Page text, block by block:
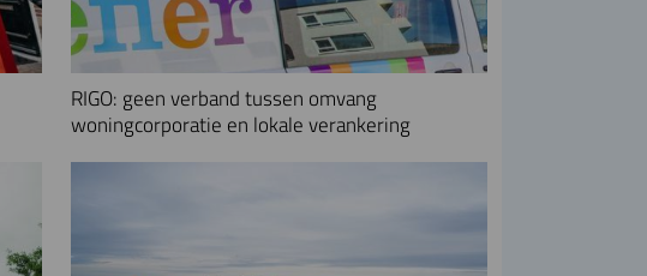
RIGO: geen verband tussen omvang
woningcorporatie en lokale verankering